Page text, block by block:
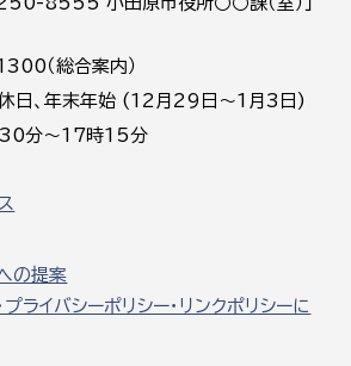
（総合案内）
休日、年末年始 (12月29日～1月3日)
分～17時15分
の提案
ライバシーポリシー・リンクポリシーに